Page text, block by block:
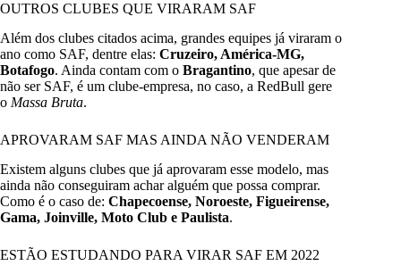
OUTROS CLUBES QUE VIRARAM SAF
Além dos clubes citados acima, grandes equipes já viraram o
ano como SAF, dentre elas: Cruzeiro, América-MG,
Botafogo. Ainda contam com o Bragantino, que apesar de
não ser SAF, é um clube-empresa, no caso, a RedBull gere
o Massa Bruta.
APROVARAM SAF MAS AINDA NÃO VENDERAM
Existem alguns clubes que já aprovaram esse modelo, mas
ainda não conseguiram achar alguém que possa comprar.
Como é o caso de: Chapecoense, Noroeste, Figueirense,
Gama, Joinville, Moto Club e Paulista.
ESTÃO ESTUDANDO PARA VIRAR SAF EM 2022